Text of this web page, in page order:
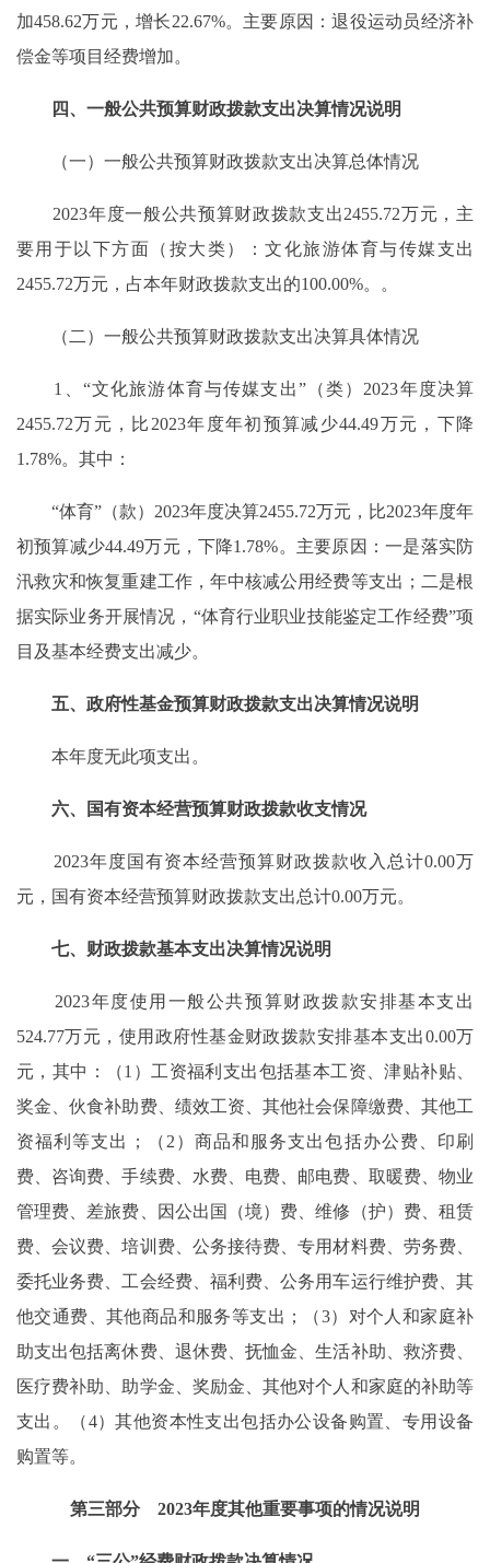
加458.62万元，增长22.67%。主要原因：退役运动员经济补
偿金等项目经费增加。
四、一般公共预算财政拨款支出决算情况说明
（一）一般公共预算财政拨款支出决算总体情况
2023年度一般公共预算财政拨款支出2455.72万元，主
要用于以下方面（按大类）：文化旅游体育与传媒支出
2455.72万元，占本年财政拨款支出的100.00%。。
（二）一般公共预算财政拨款支出决算具体情况
1、“文化旅游体育与传媒支出”（类）2023年度决算
2455.72万元，比2023年度年初预算减少44.49万元，下降
1.78%。其中：
“体育”（款）2023年度决算2455.72万元，比2023年度年
初预算减少44.49万元，下降1.78%。主要原因：一是落实防
汛救灾和恢复重建工作，年中核减公用经费等支出；二是根
据实际业务开展情况，“体育行业职业技能鉴定工作经费”项
目及基本经费支出减少。
五、政府性基金预算财政拨款支出决算情况说明
本年度无此项支出。
六、国有资本经营预算财政拨款收支情况
2023年度国有资本经营预算财政拨款收入总计0.00万
元，国有资本经营预算财政拨款支出总计0.00万元。
七、财政拨款基本支出决算情况说明
2023年度使用一般公共预算财政拨款安排基本支出
524.77万元，使用政府性基金财政拨款安排基本支出0.00万
元，其中：（1）工资福利支出包括基本工资、津贴补贴、
奖金、伙食补助费、绩效工资、其他社会保障缴费、其他工
资福利等支出；（2）商品和服务支出包括办公费、印刷
费、咨询费、手续费、水费、电费、邮电费、取暖费、物业
管理费、差旅费、因公出国（境）费、维修（护）费、租赁
费、会议费、培训费、公务接待费、专用材料费、劳务费、
委托业务费、工会经费、福利费、公务用车运行维护费、其
他交通费、其他商品和服务等支出；（3）对个人和家庭补
助支出包括离休费、退休费、抚恤金、生活补助、救济费、
医疗费补助、助学金、奖励金、其他对个人和家庭的补助等
支出。（4）其他资本性支出包括办公设备购置、专用设备
购置等。
第三部分 2023年度其他重要事项的情况说明